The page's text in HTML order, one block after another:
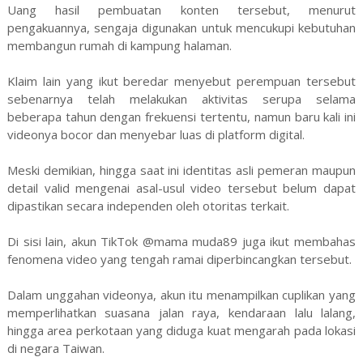
Uang hasil pembuatan konten tersebut, menurut
pengakuannya, sengaja digunakan untuk mencukupi kebutuhan
membangun rumah di kampung halaman.
Klaim lain yang ikut beredar menyebut perempuan tersebut
sebenarnya telah melakukan aktivitas serupa selama
beberapa tahun dengan frekuensi tertentu, namun baru kali ini
videonya bocor dan menyebar luas di platform digital.
Meski demikian, hingga saat ini identitas asli pemeran maupun
detail valid mengenai asal-usul video tersebut belum dapat
dipastikan secara independen oleh otoritas terkait.
Di sisi lain, akun TikTok @mama muda89 juga ikut membahas
fenomena video yang tengah ramai diperbincangkan tersebut.
Dalam unggahan videonya, akun itu menampilkan cuplikan yang
memperlihatkan suasana jalan raya, kendaraan lalu lalang,
hingga area perkotaan yang diduga kuat mengarah pada lokasi
di negara Taiwan.